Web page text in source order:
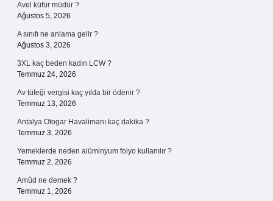
Avel küfür müdür ?
Ağustos 5, 2026
A sınıfı ne anlama gelir ?
Ağustos 3, 2026
3XL kaç beden kadın LCW ?
Temmuz 24, 2026
Av tüfeği vergisi kaç yılda bir ödenir ?
Temmuz 13, 2026
Antalya Otogar Havalimanı kaç dakika ?
Temmuz 3, 2026
Yemeklerde neden alüminyum folyo kullanılır ?
Temmuz 2, 2026
Amûd ne demek ?
Temmuz 1, 2026